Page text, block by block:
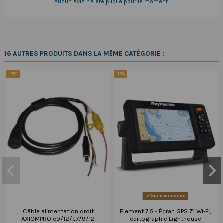
Aucun avis n'a été publié pour le moment.
16 AUTRES PRODUITS DANS LA MÊME CATÉGORIE :
-15%
Câble alimentation droit
AXIOMPRO c9/12/e7/9/12
-15%
Sur commande
Element 7 S - Écran GPS 7” Wi-Fi,
cartographie Lighthouse